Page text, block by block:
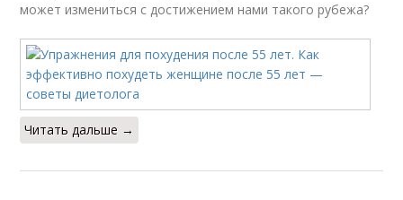
может измениться с достижением нами такого рубежа?
Читать дальше →